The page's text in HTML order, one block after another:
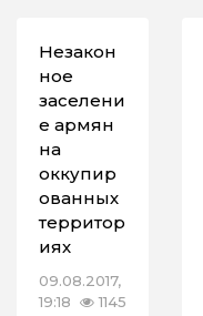
Незакон
ное
заселени
е армян
на
оккупир
ованных
территор
иях
09.08.2017,
19:18
1145